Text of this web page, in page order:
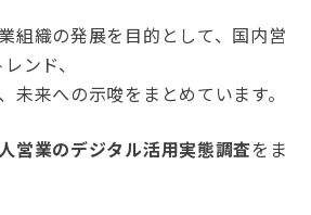
組織の発展を目的として、国内営
ンド、
未来への示唆をまとめています。
営業のデジタル活用実態調査をま